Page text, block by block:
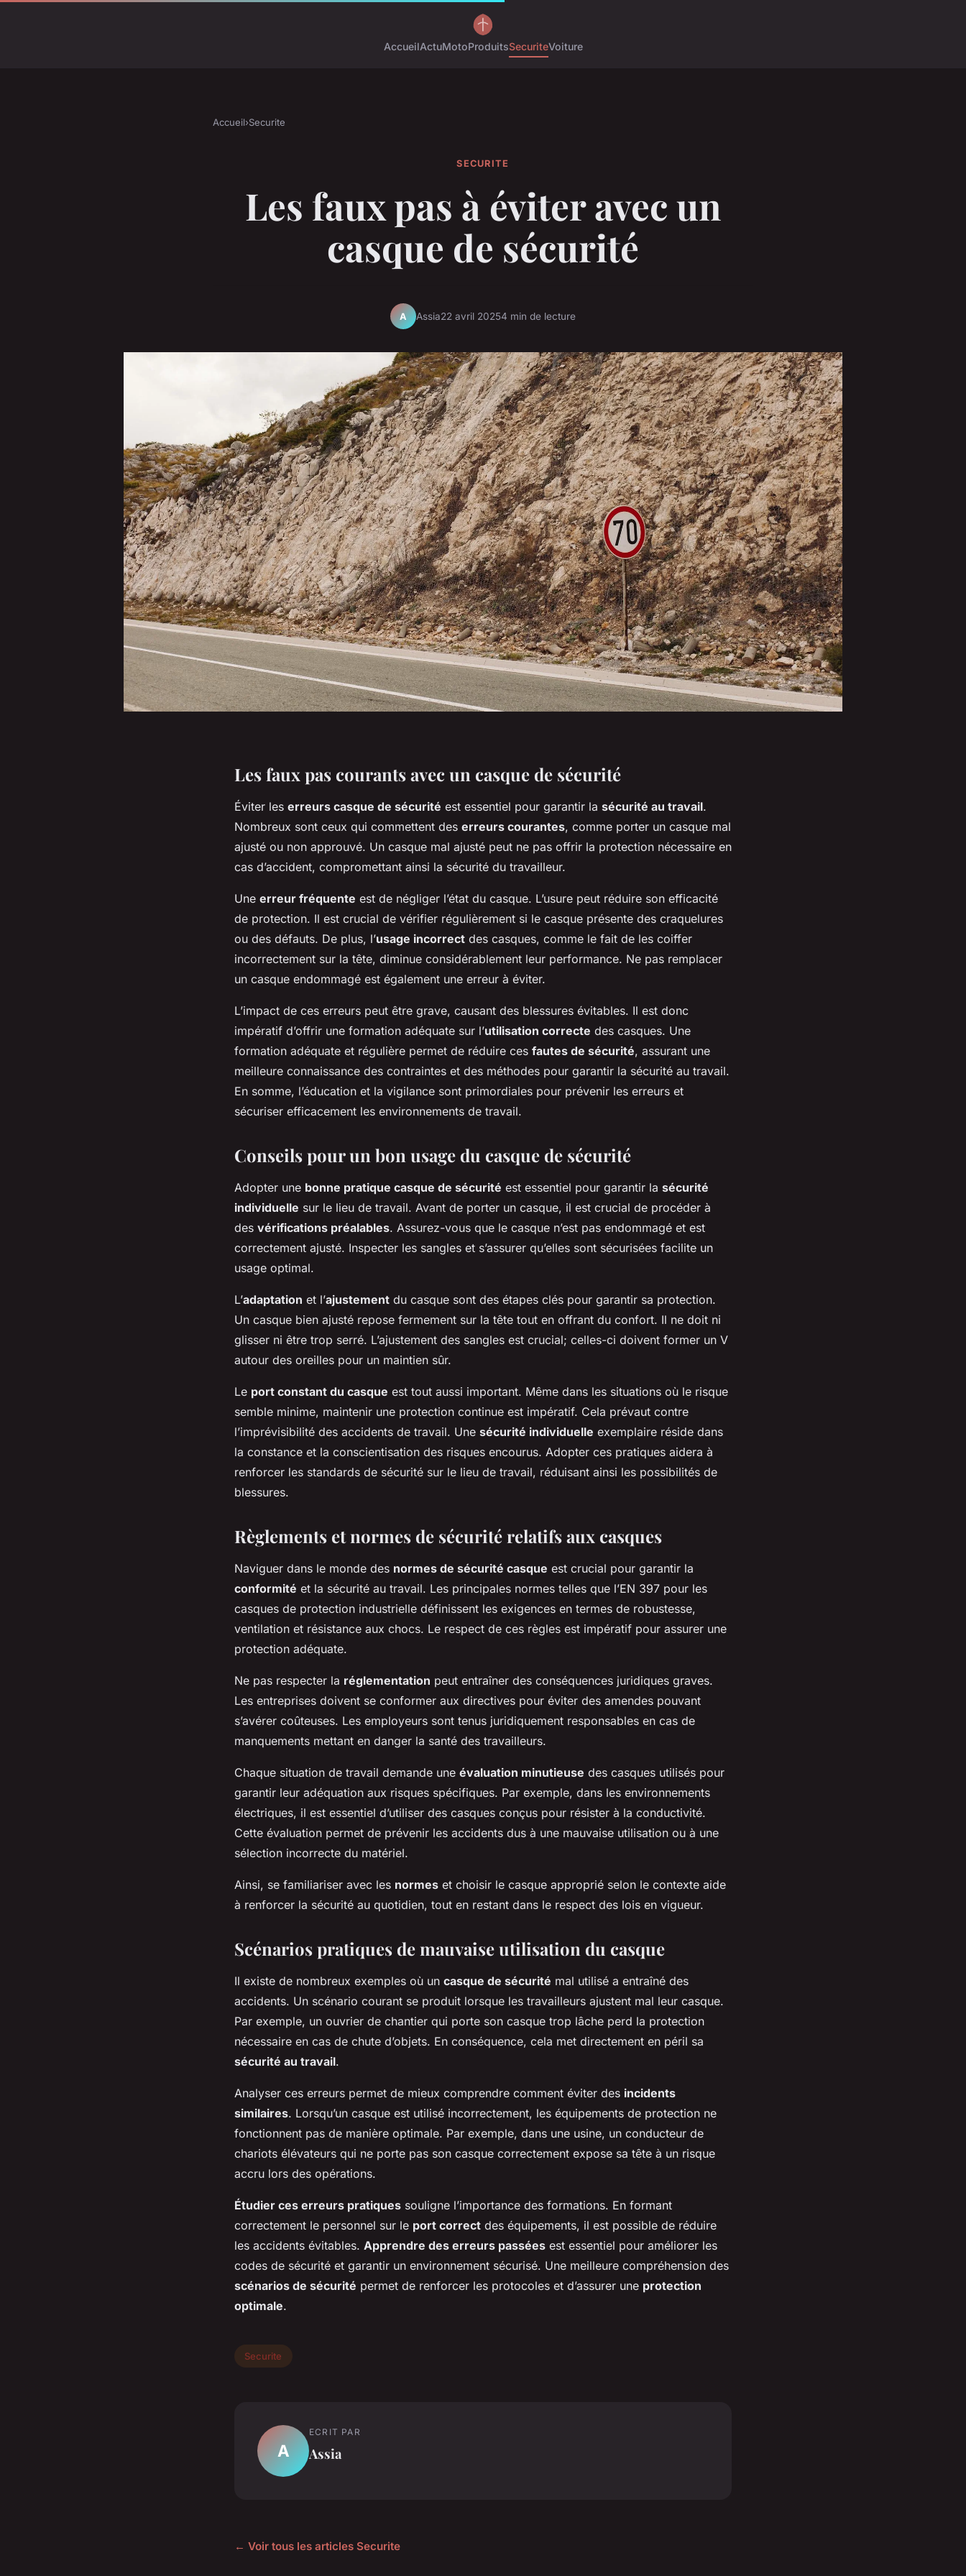
AccueilActuMotoProduitsSecuriteVoiture
Accueil›Securite
SECURITE
Les faux pas à éviter avec un
casque de sécurité
A Assia22 avril 20254 min de lecture
Les faux pas courants avec un casque de sécurité
Éviter les erreurs casque de sécurité est essentiel pour garantir la sécurité au travail.
Nombreux sont ceux qui commettent des erreurs courantes, comme porter un casque mal
ajusté ou non approuvé. Un casque mal ajusté peut ne pas offrir la protection nécessaire en
cas d’accident, compromettant ainsi la sécurité du travailleur.
Une erreur fréquente est de négliger l’état du casque. L’usure peut réduire son efficacité
de protection. Il est crucial de vérifier régulièrement si le casque présente des craquelures
ou des défauts. De plus, l’usage incorrect des casques, comme le fait de les coiffer
incorrectement sur la tête, diminue considérablement leur performance. Ne pas remplacer
un casque endommagé est également une erreur à éviter.
L’impact de ces erreurs peut être grave, causant des blessures évitables. Il est donc
impératif d’offrir une formation adéquate sur l’utilisation correcte des casques. Une
formation adéquate et régulière permet de réduire ces fautes de sécurité, assurant une
meilleure connaissance des contraintes et des méthodes pour garantir la sécurité au travail.
En somme, l’éducation et la vigilance sont primordiales pour prévenir les erreurs et
sécuriser efficacement les environnements de travail.
Conseils pour un bon usage du casque de sécurité
Adopter une bonne pratique casque de sécurité est essentiel pour garantir la sécurité
individuelle sur le lieu de travail. Avant de porter un casque, il est crucial de procéder à
des vérifications préalables. Assurez-vous que le casque n’est pas endommagé et est
correctement ajusté. Inspecter les sangles et s’assurer qu’elles sont sécurisées facilite un
usage optimal.
L’adaptation et l’ajustement du casque sont des étapes clés pour garantir sa protection.
Un casque bien ajusté repose fermement sur la tête tout en offrant du confort. Il ne doit ni
glisser ni être trop serré. L’ajustement des sangles est crucial; celles-ci doivent former un V
autour des oreilles pour un maintien sûr.
Le port constant du casque est tout aussi important. Même dans les situations où le risque
semble minime, maintenir une protection continue est impératif. Cela prévaut contre
l’imprévisibilité des accidents de travail. Une sécurité individuelle exemplaire réside dans
la constance et la conscientisation des risques encourus. Adopter ces pratiques aidera à
renforcer les standards de sécurité sur le lieu de travail, réduisant ainsi les possibilités de
blessures.
Règlements et normes de sécurité relatifs aux casques
Naviguer dans le monde des normes de sécurité casque est crucial pour garantir la
conformité et la sécurité au travail. Les principales normes telles que l’EN 397 pour les
casques de protection industrielle définissent les exigences en termes de robustesse,
ventilation et résistance aux chocs. Le respect de ces règles est impératif pour assurer une
protection adéquate.
Ne pas respecter la réglementation peut entraîner des conséquences juridiques graves.
Les entreprises doivent se conformer aux directives pour éviter des amendes pouvant
s’avérer coûteuses. Les employeurs sont tenus juridiquement responsables en cas de
manquements mettant en danger la santé des travailleurs.
Chaque situation de travail demande une évaluation minutieuse des casques utilisés pour
garantir leur adéquation aux risques spécifiques. Par exemple, dans les environnements
électriques, il est essentiel d’utiliser des casques conçus pour résister à la conductivité.
Cette évaluation permet de prévenir les accidents dus à une mauvaise utilisation ou à une
sélection incorrecte du matériel.
Ainsi, se familiariser avec les normes et choisir le casque approprié selon le contexte aide
à renforcer la sécurité au quotidien, tout en restant dans le respect des lois en vigueur.
Scénarios pratiques de mauvaise utilisation du casque
Il existe de nombreux exemples où un casque de sécurité mal utilisé a entraîné des
accidents. Un scénario courant se produit lorsque les travailleurs ajustent mal leur casque.
Par exemple, un ouvrier de chantier qui porte son casque trop lâche perd la protection
nécessaire en cas de chute d’objets. En conséquence, cela met directement en péril sa
sécurité au travail.
Analyser ces erreurs permet de mieux comprendre comment éviter des incidents
similaires. Lorsqu’un casque est utilisé incorrectement, les équipements de protection ne
fonctionnent pas de manière optimale. Par exemple, dans une usine, un conducteur de
chariots élévateurs qui ne porte pas son casque correctement expose sa tête à un risque
accru lors des opérations.
Étudier ces erreurs pratiques souligne l’importance des formations. En formant
correctement le personnel sur le port correct des équipements, il est possible de réduire
les accidents évitables. Apprendre des erreurs passées est essentiel pour améliorer les
codes de sécurité et garantir un environnement sécurisé. Une meilleure compréhension des
scénarios de sécurité permet de renforcer les protocoles et d’assurer une protection
optimale.
Securite
A
ECRIT PAR
Assia
← Voir tous les articles Securite